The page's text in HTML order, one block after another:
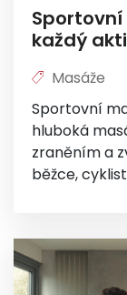
každý
Masáže
Sportovní
hluboká
zraněním a
běžce,